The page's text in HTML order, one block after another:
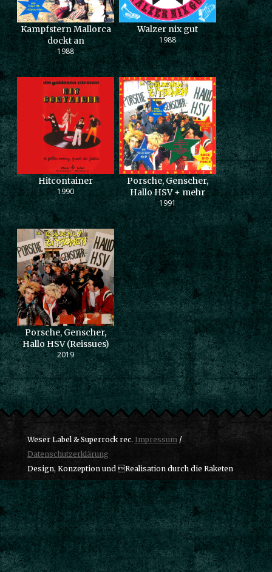
Kampfstern Mallorca
dockt an
1988
Walzer nix gut
1988
Hitcontainer
1990
Porsche, Genscher,
Hallo HSV + mehr
1991
Porsche, Genscher,
Hallo HSV (Reissues)
2019
Weser Label & Superrock rec. Impressum/
Datenschutzerklärung
Design, Konzeption und Realisation durch die Raketen